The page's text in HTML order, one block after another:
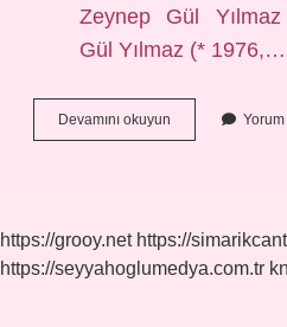
Zeynep Gül
Gül Yılmaz (* 1976,…
Devamını okuyun
Yilmaz
Yorum
https://grooy.net https://
https://seyyahoglumedya.com.tr